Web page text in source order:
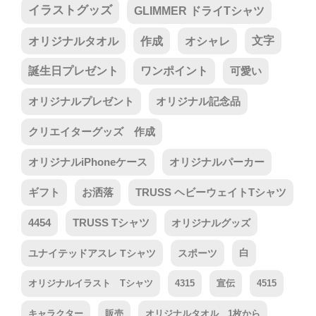
イラストグッズ GLIMMER ドライTシャツ
オリジナルタオル 作成 オシャレ 文字
誕生日プレゼント ワンポイント 可愛い
オリジナルプレゼント オリジナル記念品
クリエイターグッズ 作成
オリジナルiPhoneケース オリジナルパーカー
ギフト お洒落 TRUSS ヘビーウェイトTシャツ
4454 TRUSS Tシャツ オリジナルグッズ
ユナイテッドアスレ Tシャツ スポーツ 白
オリジナルイラスト Tシャツ 4315 宣伝 4515
キャラクター 販売 オリジナルタオル 1枚から